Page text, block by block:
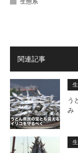
関連記事
う
み